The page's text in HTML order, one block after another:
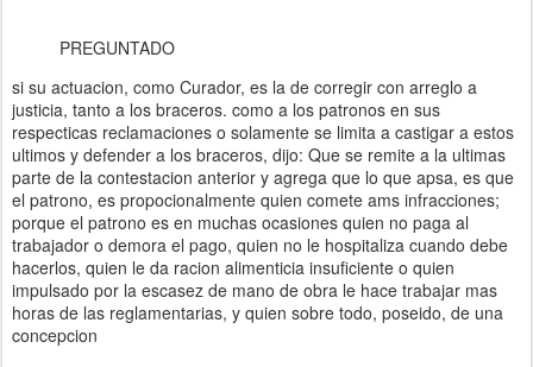
PREGUNTADO
si su actuacion, como Curador, es la de corregir con arreglo a
justicia, tanto a los braceros. como a los patronos en sus
respecticas reclamaciones o solamente se limita a castigar a estos
ultimos y defender a los braceros, dijo: Que se remite a la ultimas
parte de la contestacion anterior y agrega que lo que apsa, es que
el patrono, es propocionalmente quien comete ams infracciones;
porque el patrono es en muchas ocasiones quien no paga al
trabajador o demora el pago, quien no le hospitaliza cuando debe
hacerlos, quien le da racion alimenticia insuficiente o quien
impulsado por la escasez de mano de obra le hace trabajar mas
horas de las reglamentarias, y quien sobre todo, poseido, de una
concepcion